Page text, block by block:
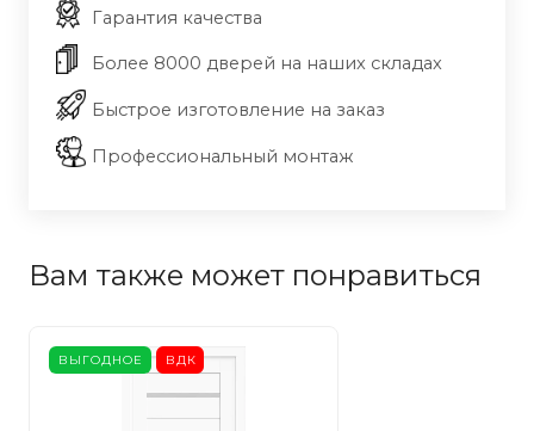
Гарантия качества
Более 8000 дверей на наших складах
Быстрое изготовление на заказ
Профессиональный монтаж
Вам также может понравиться
ВЫГОДНОЕ ВДК